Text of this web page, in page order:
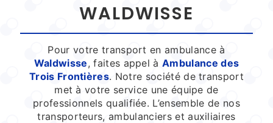
WALDWISSE
Pour votre transport en ambulance à
Waldwisse, faites appel àAmbulance des
Trois Frontières. Notre société de transport
met à votre service une équipe de
professionnels qualifiée. L’ensemble de nos
transporteurs, ambulanciers et auxiliaires